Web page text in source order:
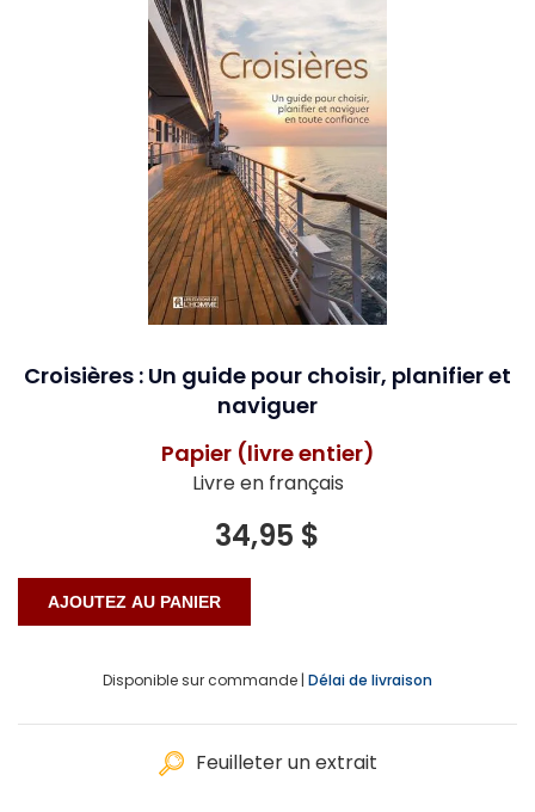
Croisières : Un guide pour choisir, planifier et
naviguer
Papier (livre entier)
Livre en français
34,95 $
Disponible sur commande | Délai de livraison
Feuilleter un extrait